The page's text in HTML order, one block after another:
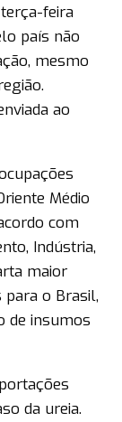
feira
país não
mesmo
ao
Médio
com
Indústria,
maior
o Brasil,
de insumos
da ureia.